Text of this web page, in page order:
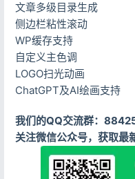
文章多级目录生成
侧边栏粘性滚动
WP缓存支持
自定义主色调
LOGO扫光动画
ChatGPT及AI绘画支持
我们的QQ交流群：
关注微信公众号，获取最